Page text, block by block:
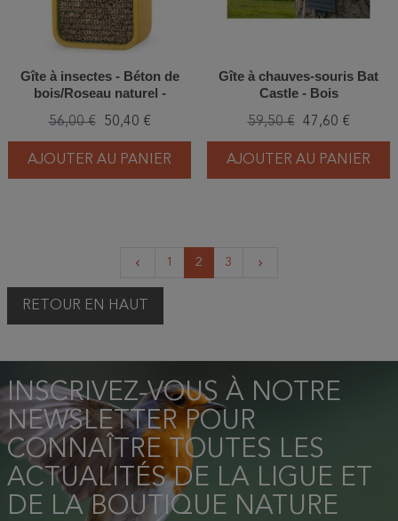
Gîte à insectes - Béton de
bois/Roseau naturel -
56,00 € 50,40 €
AJOUTER AU PANIER
Gîte à chauves-souris Bat
Castle - Bois
59,50 € 47,60 €
AJOUTER AU PANIER
keyboard_arrow_left Précédent
1 2 3 keyboard_arrow_right
RETOUR EN HAUT
INSCRIVEZ-VOUS À NOTRE
NEWSLETTER POUR
CONNAÎTRE TOUTES LES
ACTUALITÉS DE LA LIGUE ET
DE LA BOUTIQUE NATURE